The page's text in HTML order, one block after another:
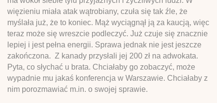
więzieniu miała atak wątrobiany, czuła się tak źle, że
myślała już, że to koniec. Mąż wyciągnął ją za kaucją, więc
teraz może się wreszcie podleczyć. Już czuje się znacznie
lepiej i jest pełna energii. Sprawa jednak nie jest jeszcze
zakończona. Z kanady przysłali jej 200 zł na adwokata.
Pyta, co słychać u brata. Chciałaby go zobaczyć, może
wypadnie mu jakaś konferencja w Warszawie. Chciałaby z
nim porozmawiać m.in. o swojej sprawie.